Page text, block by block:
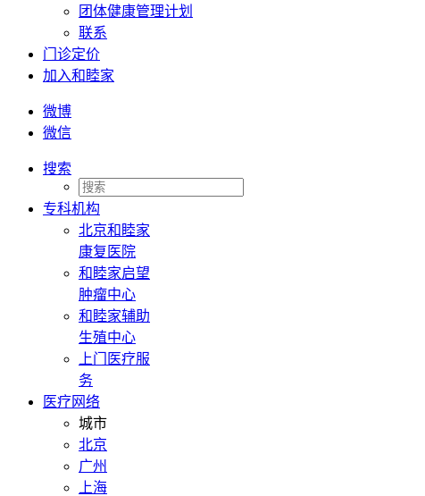
团体健康管理计划
联系
门诊定价
加入和睦家
微博
微信
搜索
专科机构
北京和睦家
康复医院
和睦家启望
肿瘤中心
和睦家辅助
生殖中心
上门医疗服
务
医疗网络
城市
北京
广州
上海